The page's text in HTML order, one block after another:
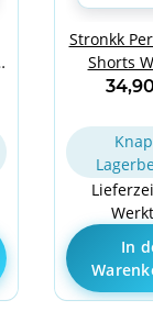
Stronkk
Shorts
In